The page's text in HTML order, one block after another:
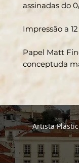
assinadas do
Impressão a
Papel Matt
conceptuda
Artista